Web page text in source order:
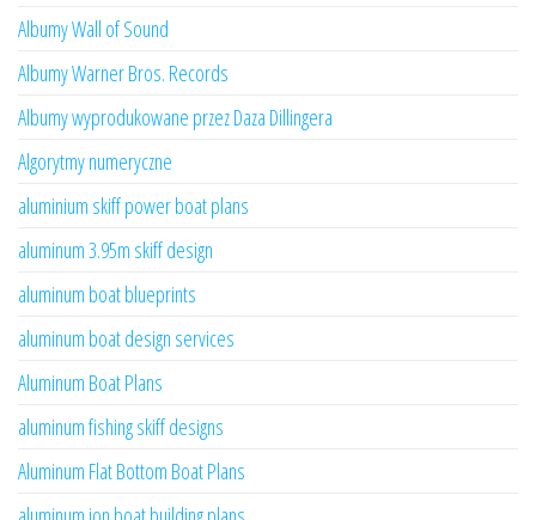
Albumy Wall of Sound
Albumy Warner Bros. Records
Albumy wyprodukowane przez Daza Dillingera
Algorytmy numeryczne
aluminium skiff power boat plans
aluminum 3.95m skiff design
aluminum boat blueprints
aluminum boat design services
Aluminum Boat Plans
aluminum fishing skiff designs
Aluminum Flat Bottom Boat Plans